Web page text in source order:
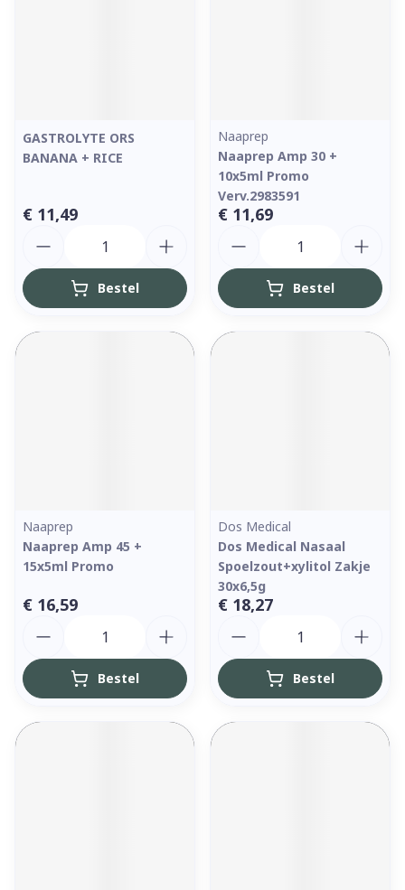
GASTROLYTE ORS
BANANA + RICE
€ 11,49
Bestel
Naaprep
Naaprep Amp 30 +
10x5ml Promo
Verv.2983591
€ 11,69
Bestel
Naaprep
Naaprep Amp 45 +
15x5ml Promo
€ 16,59
Bestel
Dos Medical
Dos Medical Nasaal
Spoelzout+xylitol Zakje
30x6,5g
€ 18,27
Bestel